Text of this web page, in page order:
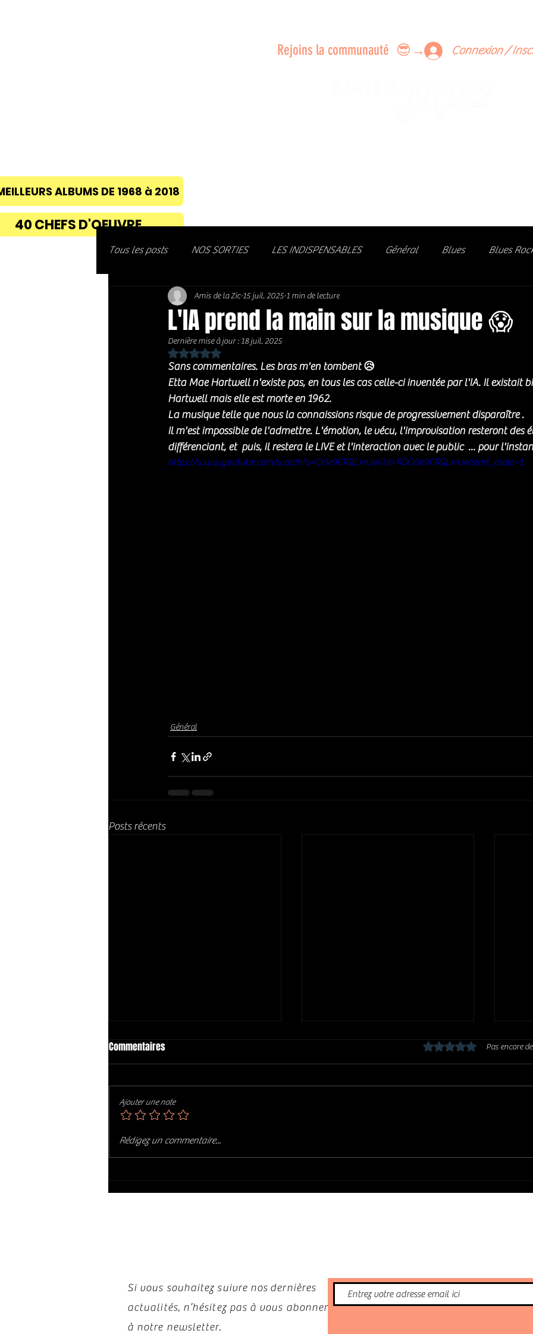
Connexion /
ALBUMS DE 1968 à 2018
Découvrez des artistes, vibrez aux concerts et rejoignez une
Rejoins la communauté 😎→
40 CHEFS D'OEUVRE
Tous les posts NOS SORTIES LES INDISPENSABLES Général Blues Blues
Soft Rock / Folk Jazz Soul / Funk / Rhythm Blues
Country / Americana
L'IA prend la main sur la musique 😱
Amis de la Zic 15 juil. 2025 1 min de lecture
Dernière mise à jour :18 juil. 2025
Noté NaN étoiles sur 5.
Sans commentaires. Les bras m'en tombent 😥
Etta Mae Hartwell n'existe pas, en tous les cas celle-ci inventée par l'IA. Il existait
Hartwell mais elle est morte en 1962.
La musique telle que nous la connaissions risque de progressivement disparaître .
Il m'est impossible de l'admettre. L'émotion, le vécu, l'improvisation resteront des
différenciant, et  puis, il restera le LIVE et l'interaction avec le public  ... pour
https://www.youtube.com/watch?v=O0e9CRQLxrU&list=RDO0e9CRQLxrU&start_radio=1
Général
Posts récents
Décès de DAVE MASON 😥😥
Commentaires Noté 0 étoile sur 5.Pas encore
Ajouter une note
Rédigez un commentaire...
Si vous souhaitez suivre nos dernières
actualités, n’hésitez pas à vous abonner
à notre newsletter.